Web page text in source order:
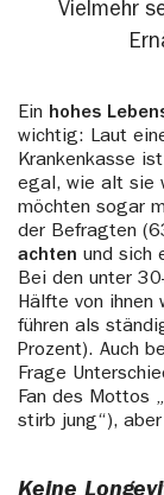
Vielmehr
Ein hohes
wichtig: Laut
Krankenkasse
egal, wie alt sie
möchten sogar
der Befragten
achten und sich
Bei den unter
Hälfte von ihnen
führen als
Prozent). Auch
Frage
Fan des Mottos
stirb jung“),